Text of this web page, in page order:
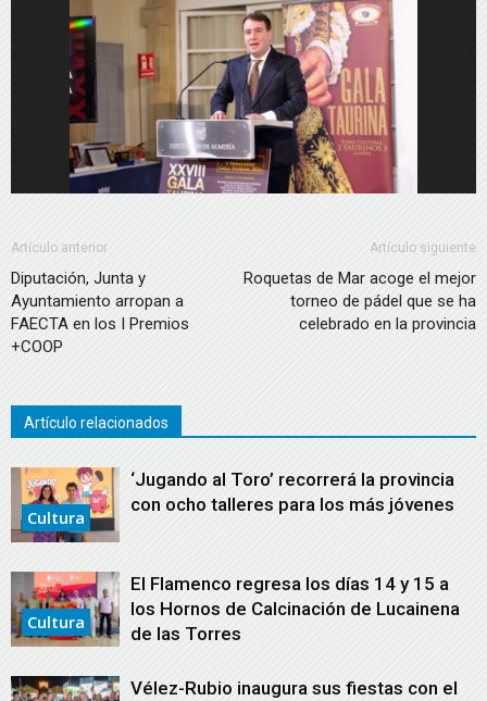
Artículo anterior
Diputación, Junta y
Ayuntamiento arropan a
FAECTA en los I Premios
+COOP
Artículo siguiente
Roquetas de Mar acoge el mejor
torneo de pádel que se ha
celebrado en la provincia
Artículo relacionados
Cultura
‘Jugando al Toro’ recorrerá la provincia
con ocho talleres para los más jóvenes
Cultura
El Flamenco regresa los días 14 y 15 a
los Hornos de Calcinación de Lucainena
de las Torres
Vélez-Rubio inaugura sus fiestas con el